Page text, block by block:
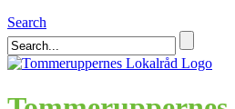
Search